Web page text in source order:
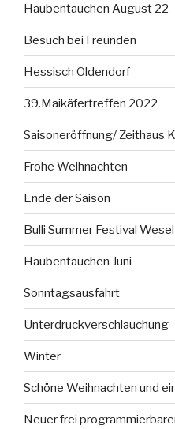
Haubentauchen August 22
Besuch bei Freunden
Hessisch Oldendorf
39.Maikäfertreffen 2022
Saisoneröffnung/ Zeithaus
Frohe Weihnachten
Ende der Saison
Bulli Summer Festival Wesel
Haubentauchen Juni
Sonntagsausfahrt
Unterdruckverschlauchung
Winter
Schöne Weihnachten und
Neuer frei